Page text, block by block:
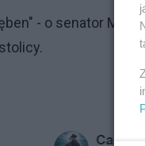
- o senator